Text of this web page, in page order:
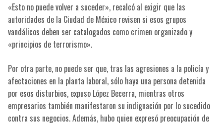
«Esto no puede volver a suceder», recalcó al exigir que las
autoridades de la Ciudad de México revisen si esos grupos
vandálicos deben ser catalogados como crimen organizado y
«principios de terrorismo».
Por otra parte, no puede ser que, tras las agresiones a la policía y
afectaciones en la planta laboral, sólo haya una persona detenida
por esos disturbios, expuso López Becerra, mientras otros
empresarios también manifestaron su indignación por lo sucedido
contra sus negocios. Además, hubo quien expresó preocupación de